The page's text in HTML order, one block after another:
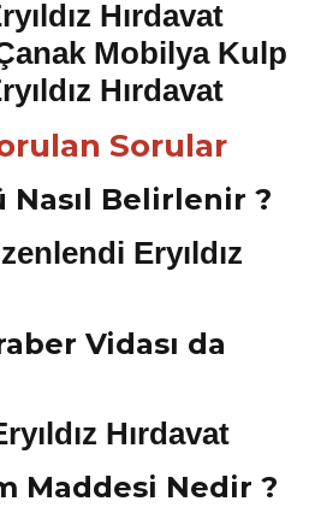
Sorular
Nasıl Belirlenir ?
Vidası da
Maddesi Nedir ?